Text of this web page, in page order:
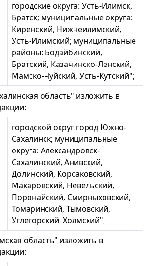
городские округа: Усть-Илимск,
Братск; муниципальные округа:
Киренский, Нижнеилимский,
Усть-Илимский; муниципальные
районы: Бодайбинский,
Братский, Казачинско-Ленский,
Мамско-Чуйский, Усть-Кутский";
область" изложить в
городской округ город Южно-
Сахалинск; муниципальные
округа: Александровск-
Сахалинский, Анивский,
Долинский, Корсаковский,
Макаровский, Невельский,
Поронайский, Смирныховский,
Томаринский, Тымовский,
Углегорский, Холмский";
область" изложить в